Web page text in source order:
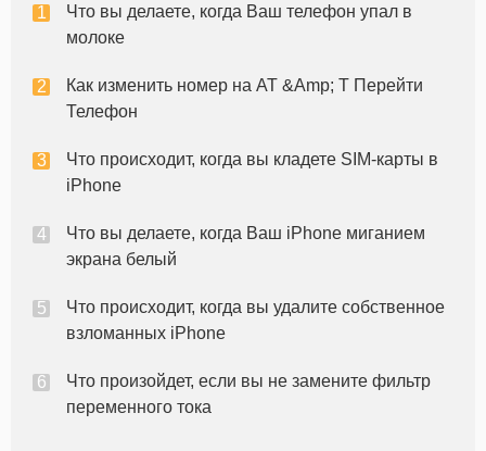
анонимно. Хотя вы не можете
Что вы делаете, когда Ваш телефон упал в
молоке
Как изменить номер на AT &Amp; T Перейти
Телефон
Что происходит, когда вы кладете SIM-карты в
iPhone
Что вы делаете, когда Ваш iPhone миганием
экрана белый
Что происходит, когда вы удалите собственное
взломанных iPhone
Что произойдет, если вы не замените фильтр
переменного тока